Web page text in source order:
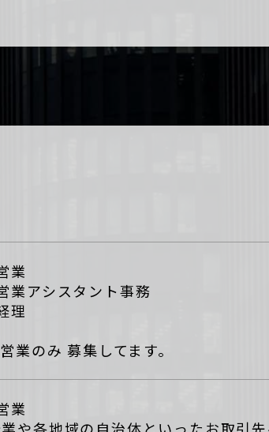
業
業アシスタント事務
経理
のみ 募集してます。
業